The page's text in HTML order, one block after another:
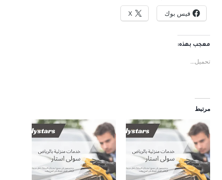
فيس بوك X
معجب بهذه:
تحميل...
مرتبط